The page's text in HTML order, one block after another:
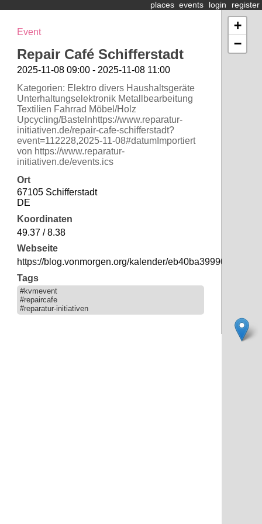
places events login register
Event
Repair Café Schifferstadt
2025-11-08 09:00 - 2025-11-08 11:00
Kategorien: Elektro divers Haushaltsgeräte
Unterhaltungselektronik Metallbearbeitung
Textilien Fahrrad Möbel/Holz
Upcycling/Bastelnhttps://www.reparatur-
initiativen.de/repair-cafe-schifferstadt?
event=112228,2025-11-08#datumImportiert
von https://www.reparatur-
initiativen.de/events.ics
Ort
67105 Schifferstadt
DE
Koordinaten
49.37 / 8.38
Webseite
https://blog.vonmorgen.org/kalender/
Tags
#kvmevent
#repaircafe
#reparatur-initiativen
+
−